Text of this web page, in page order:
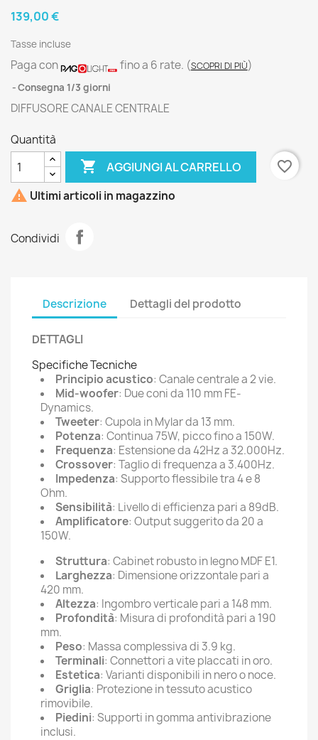
139,00 €
Tasse incluse
Paga con fino a 6 rate. (SCOPRI DI PIÙ)
Consegna 1/3 giorni
DIFFUSORE CANALE CENTRALE
Quantità
 AGGIUNGI AL CARRELLO
favorite_border
 Ultimi articoli in magazzino
Condividi
Descrizione Dettagli del prodotto
DETTAGLI
Specifiche Tecniche
Principio acustico: Canale centrale a 2 vie.
Mid-woofer: Due coni da 110 mm FE-
Dynamics.
Tweeter: Cupola in Mylar da 13 mm.
Potenza: Continua 75W, picco fino a 150W.
Frequenza: Estensione da 42Hz a 32.000Hz.
Crossover: Taglio di frequenza a 3.400Hz.
Impedenza: Supporto flessibile tra 4 e 8
Ohm.
Sensibilità: Livello di efficienza pari a 89dB.
Amplificatore: Output suggerito da 20 a
150W.
Struttura: Cabinet robusto in legno MDF E1.
Larghezza: Dimensione orizzontale pari a
420 mm.
Altezza: Ingombro verticale pari a 148 mm.
Profondità: Misura di profondità pari a 190
mm.
Peso: Massa complessiva di 3.9 kg.
Terminali: Connettori a vite placcati in oro.
Estetica: Varianti disponibili in nero o noce.
Griglia: Protezione in tessuto acustico
rimovibile.
Piedini: Supporti in gomma antivibrazione
inclusi.